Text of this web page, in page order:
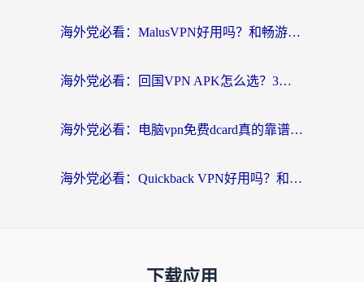
海外党必看：MalusVPN好用吗？和畅游VPN对比哪个回国效果更好？附穿梭飞鱼神龟真实体验
海外党必看：回国VPN APK怎么选？3步教你无缝刷国内剧玩国服
海外党必看：电脑vpn免费dcard真的靠谱吗？教你选对回国加速器无缝访问国内资源
海外党必看：Quickback VPN好用吗？和小黑牛VPN对比哪个回国效果更好？附真实体验+避坑指南
下载应用